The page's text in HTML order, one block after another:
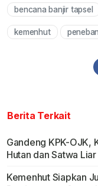
bencana banjir tapsel
kemenhut
Berita Terkait
Gandeng KPK-OJK,
Hutan dan Satwa Liar
Kemenhut Siapkan